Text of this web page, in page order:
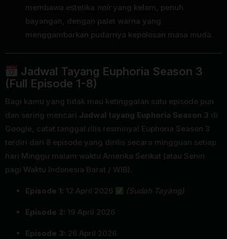
membawa estetika noiryang kelam, penuh
bayangan, dengan palet warna yang
menggambarkan pudarnya kepolosan masa muda.
Jadwal Tayang Euphoria Season 3
(Full Episode 1-8)
Bagi kamu yang tidak mau ketinggalan satu episode pun
dan sering mencari Jadwal tayang Euphoria Season 3 di
Google, catat tanggal rilis resminya! Euphoria Season 3
terdiri dari 8 episode yang dirilis secara mingguan setiap
hari Minggu malam waktu Amerika Serikat (atau Senin
pagi Waktu Indonesia Barat / WIB).
Episode 1: 12 April 2026 (Sudah Tayang)
Episode 2: 19 April 2026
Episode 3: 26 April 2026